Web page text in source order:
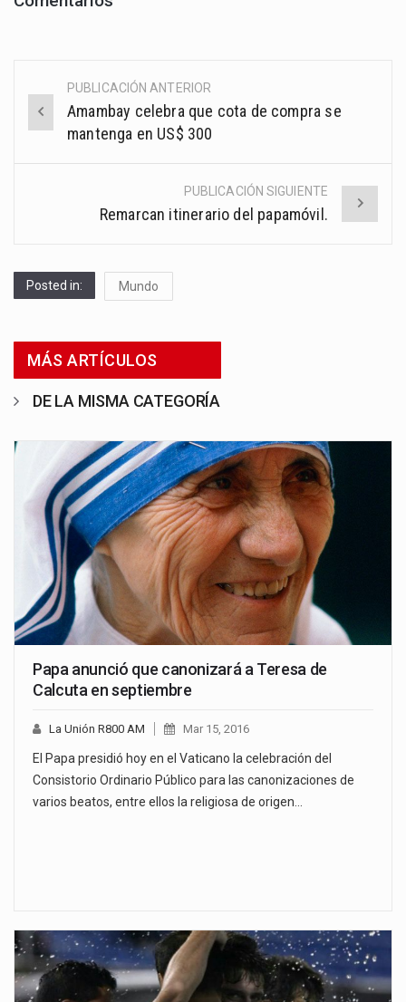
Post
navigation
PUBLICACIÓN ANTERIOR
Amambay celebra que cota de compra se
mantenga en US$ 300
PUBLICACIÓN SIGUIENTE
Remarcan itinerario del papamóvil.
Posted in: Mundo
MÁS ARTÍCULOS
DE LA MISMA CATEGORÍA
Papa anunció que canonizará a Teresa de
Calcuta en septiembre
La Unión R800 AM Mar 15, 2016
El Papa presidió hoy en el Vaticano la celebración del
Consistorio Ordinario Público para las canonizaciones de
varios beatos, entre ellos la religiosa de origen…